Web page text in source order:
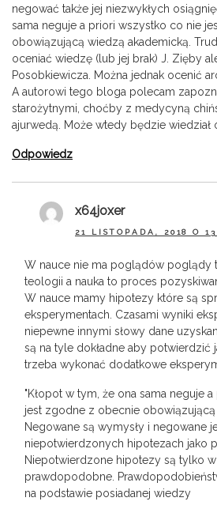
negować także jej niezwykłych
sama neguje a priori wszystko co nie
obowiązującą wiedzą akademicką.
oceniać wiedzę (lub jej brak) J. Zięby
Posobkiewicza. Można jednak ocenić
A autorowi tego bloga polecam
starożytnymi, choćby z medycyną
ajurwedą. Może wtedy będzie wiedział
Odpowiedz
x64joxer
21 LISTOPADA, 2018 O
W nauce nie ma poglądów poglądy
teologii a nauka to proces
W nauce mamy hipotezy które są
eksperymentach. Czasami wyniki
niepewne innymi słowy dane
są na tyle dokładne aby potwierdzić
trzeba wykonać dodatkowe
"Kłopot w tym, że ona sama neguje
jest zgodne z obecnie obowiązującą
Negowane są wymysły i negowane
niepotwierdzonych hipotezach jako
Niepotwierdzone hipotezy są tylko
prawdopodobne.
na podstawie posiadanej wiedzy